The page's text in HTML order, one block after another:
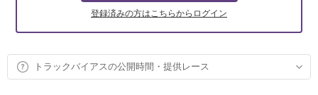
登録済みの方はこちらからログイン
トラックバイアスの公開時間・提供レース